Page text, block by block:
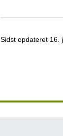
Sidst opdateret 16.